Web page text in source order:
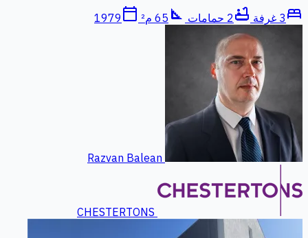
bed 3 غرفة bathtub2 حمامات square_foot 65 م² calendar_today
1979
Razvan Balean
CHESTERTONS